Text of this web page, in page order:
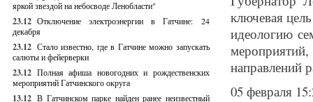
яркой звездой на небосводе Ленобласти"
23.12 Отключение электроэнергии в Гатчине: 24
декабря
23.12 Стало известно, где в Гатчине можно запускать
салюты и фейерверки
23.12 Полная афиша новогодних и рождественских
мероприятий Гатчинского округа
13.12 В Гатчинском парке найден ранее неизвестный
ключевая
идеологию
направлений
05 февраля